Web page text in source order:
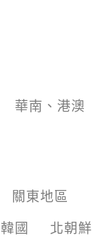
華南、港澳
關東地區
韓國
北朝鮮